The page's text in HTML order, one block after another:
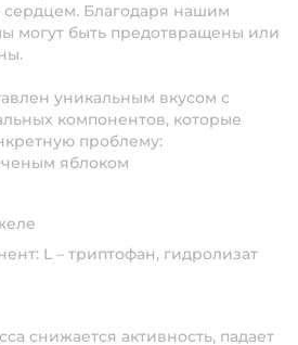
Благодаря нашим
могут быть предотвращены или
уникальным вкусом с
компонентов, которые
проблему:
яблоком
L – триптофан, гидролизат
снижается активность, падает